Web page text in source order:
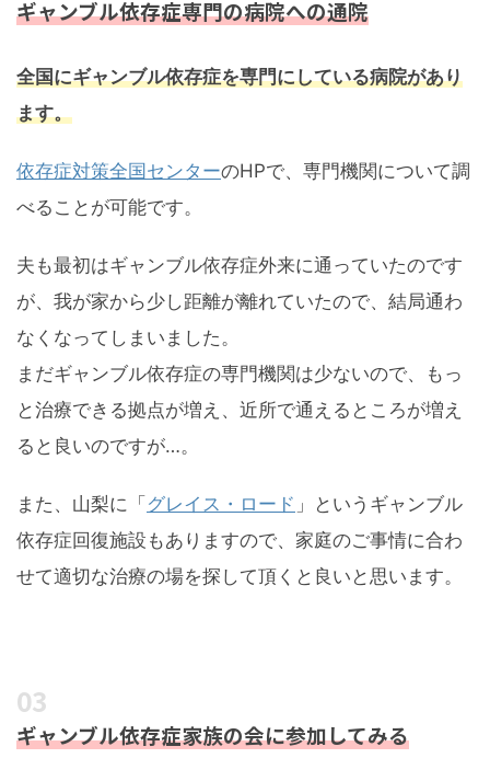
ギャンブル依存症専門の病院への通院
全国にギャンブル依存症を専門にしている病院があり
ます。
依存症対策全国センターのHPで、専門機関について調
べることが可能です。
夫も最初はギャンブル依存症外来に通っていたのです
が、我が家から少し距離が離れていたので、結局通わ
なくなってしまいました。
まだギャンブル依存症の専門機関は少ないので、もっ
と治療できる拠点が増え、近所で通えるところが増え
ると良いのですが…。
また、山梨に「 グレイス・ロード 」というギャンブル
依存症回復施設もありますので、家庭のご事情に合わ
せて適切な治療の場を探して頂くと良いと思います。
ギャンブル依存症家族の会に参加してみる